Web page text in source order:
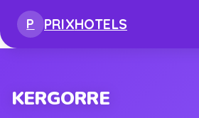
P PRIXHOTELS
KERGORRE